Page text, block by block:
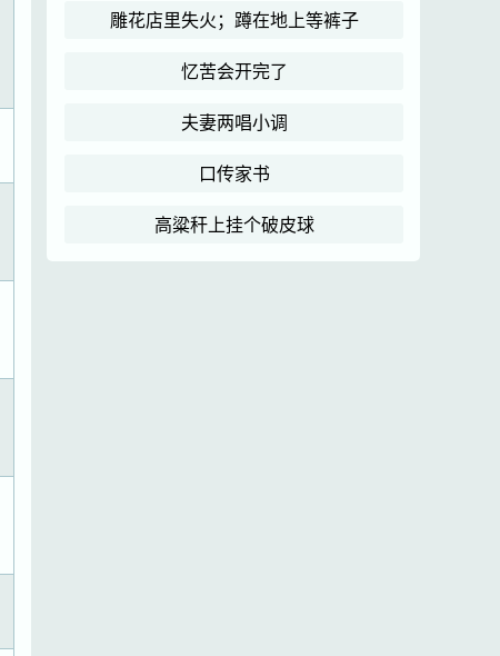
雕花店里失火；蹲在地上等裤子
忆苦会开完了
夫妻两唱小调
口传家书
高粱秆上挂个破皮球